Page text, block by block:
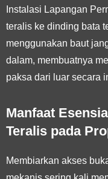
Instalasi Lapangan
teralis ke dinding bata
menggunakan baut
dalam, membuatnya
paksa dari luar secara
Manfaat
Teralis pada
Membiarkan akses